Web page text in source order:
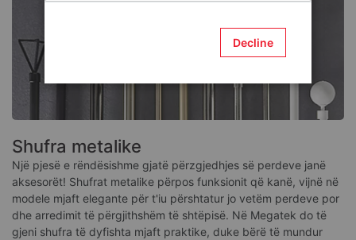
Shufra metalike
Një pjesë e rëndësishme gjatë përzgjedhjes së perdeve janë
aksesorët! Shufrat metalike përpos funksionit që kanë, vijnë në
modele mjaft elegante për t'iu përshtatur jo vetëm perdeve por
dhe arredimit të përgjithshëm të shtëpisë. Në Megatek do të
gjeni shufra të dyfishta mjaft praktike, duke bërë të mundur
Decline